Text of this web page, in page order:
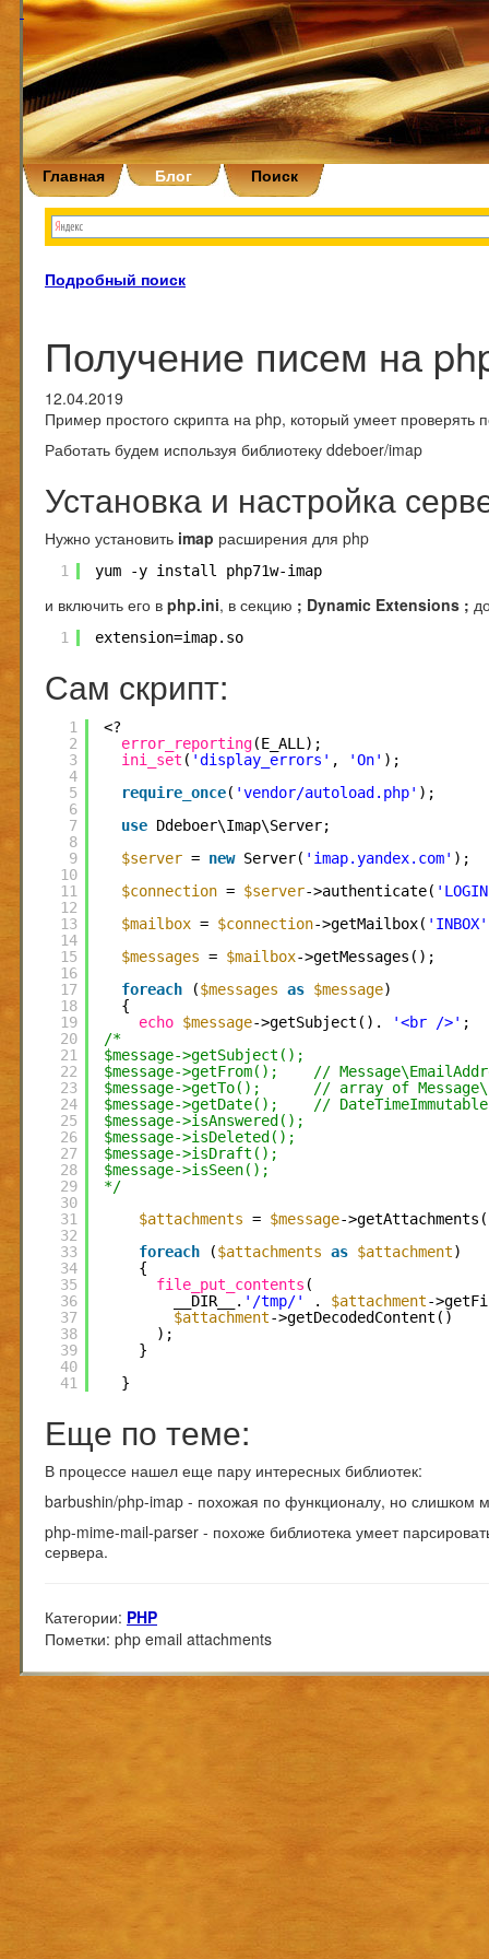
Главная Блог Поиск
Подробный поиск
Получение писем на
12.04.2019
Пример простого скрипта на php, который умеет проверять
Работать будем используя библиотеку ddeboer/imap
Установка и настройка
Нужно установить imap расширения для php
1 yum -y install php71w-imap
и включить его в php.ini, в секцию ; Dynamic Extensions ;
1 extension=imap.so
Сам скрипт:
1
2
3
4
5
6
7
8
9
10
11
12
13
14
15
16
17
18
19
20
21
22
23
24
25
26
27
28
29
30
31
32
33
34
35
36
37
38
39
40
41
<?
error_reporting(E_ALL);
ini_set ( 'display_errors' , 'On' );
require_once( 'vendor/autoload.php' );
use Ddeboer\Imap\Server;
$server = new Server( 'imap.yandex.com' );
$connection = $server->authenticate(
$mailbox = $connection->getMailbox( 'INBOX'
$messages = $mailbox->getMessages();
foreach
($messages as $message)
{
echo $message->getSubject(). '<br />' ;
/*
$message->getSubject();
$message->getFrom();    //
$message->getTo();      // array of
$message->getDate();    // DateTimeImmutable
$message->isAnswered();
$message->isDeleted();
$message->isDraft();
$message->isSeen();
*/
$attachments = $message-
foreach
($attachments as $attachment)
{
file_put_contents (
__DIR__. '/tmp/' . $attachment-
$attachment->getDecodedContent()
);
}
}
Еще по теме:
В процессе нашел еще пару интересных библиотек:
barbushin/php-imap - похожая по функционалу, но слишком
php-mime-mail-parser - похоже библиотека умеет
сервера.
Категории: PHP
Пометки: php email attachments